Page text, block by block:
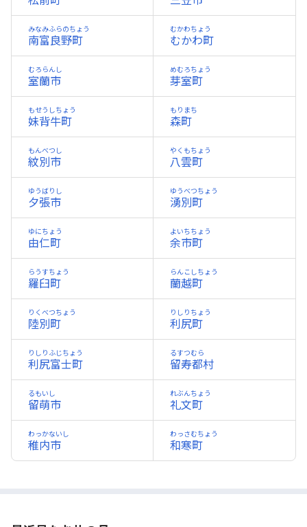
南富良野町
みなみふらのちょう
むかわ町
むかわちょう
室蘭市
むろらんし
芽室町
めむろちょう
妹背牛町
もせうしちょう
森町
もりまち
紋別市
もんべつし
八雲町
やくもちょう
夕張市
ゆうばりし
湧別町
ゆうべつちょう
由仁町
ゆにちょう
余市町
よいちちょう
羅臼町
らうすちょう
蘭越町
らんこしちょう
陸別町
りくべつちょう
利尻町
りしりちょう
利尻富士町
りしりふじちょう
留寿都村
るすつむら
留萌市
るもいし
礼文町
れぶんちょう
稚内市
わっかないし
和寒町
わっさむちょう